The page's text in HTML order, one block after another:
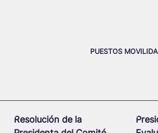
PUESTOS
Resolución de la